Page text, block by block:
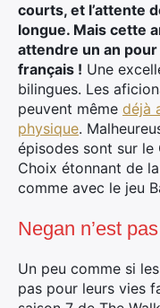
courts, et l’attente
longue. Mais cette
attendre un an
français ! Une
bilingues. Les
peuvent même déjà
physique.
épisodes sont sur le
Choix étonnant de
comme avec le jeu
Negan n’est
Un peu comme si
pas pour leurs vies